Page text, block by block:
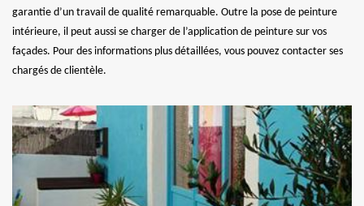
garantie d’un travail de qualité remarquable. Outre la pose de peinture
intérieure, il peut aussi se charger de l’application de peinture sur vos
façades. Pour des informations plus détaillées, vous pouvez contacter ses
chargés de clientèle.